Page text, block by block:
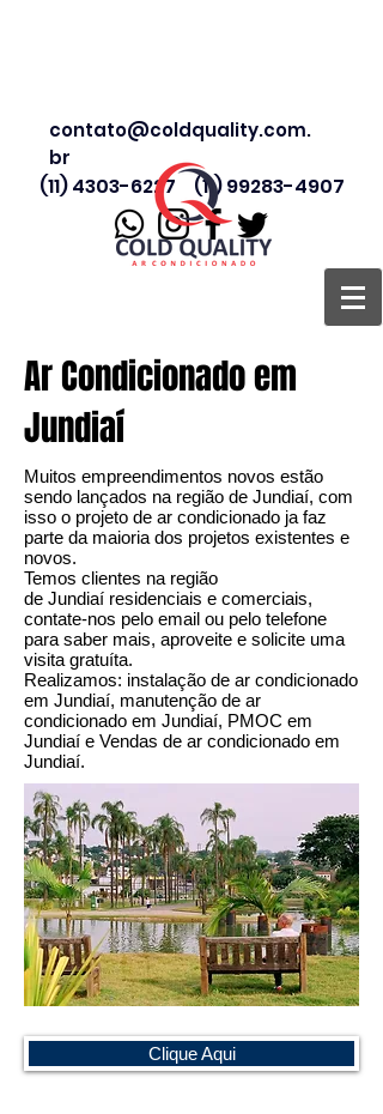
contato@coldquality.com.
br
(11) 4303-6227 (11) 99283-4907
Ar Condicionado em
Jundiaí
Muitos empreendimentos novos estão
sendo lançados na região de Jundiaí, com
isso o projeto de ar condicionado ja faz
parte da maioria dos projetos existentes e
novos.
Temos clientes na região
de Jundiaí residenciais e comerciais,
contate-nos pelo email ou pelo telefone
para saber mais, aproveite e solicite uma
visita gratuíta.
Realizamos: instalação de ar condicionado
em Jundiaí, manutenção de ar
condicionado em Jundiaí, PMOC em
Jundiaí e Vendas de ar condicionado em
Jundiaí.
Clique Aqui